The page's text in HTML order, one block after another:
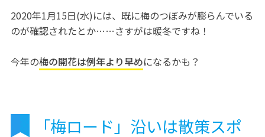
2020年1月15日(水)には、既に梅のつぼみが膨らんでいる
のが確認されたとか……さすがは暖冬ですね！
今年の梅の開花は例年より早めになるかも？
「梅ロード」沿いは散策スポ